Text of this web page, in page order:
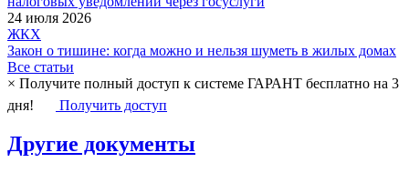
24 июля 2026
ЖКХ
Закон о тишине: когда можно и нельзя шуметь в жилых домах
Все статьи
× Получите полный доступ к системе ГАРАНТ бесплатно на 3
дня!
Получить доступ
Другие документы